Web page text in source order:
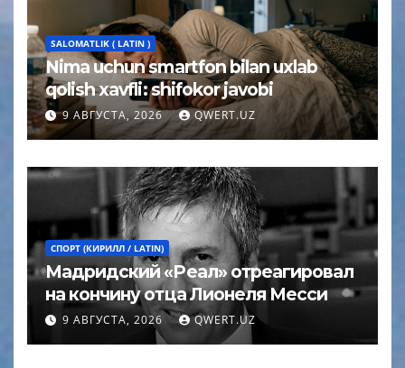
SALOMATLIK ( LATIN )
Nima uchun smartfon bilan uxlab
qolish xavfli: shifokor javobi
9 АВГУСТА, 2026 QWERT.UZ
СПОРТ (КИРИЛЛ / LATIN)
Мадридский «Реал» отреагировал
на кончину отца Лионеля Месси
9 АВГУСТА, 2026 QWERT.UZ